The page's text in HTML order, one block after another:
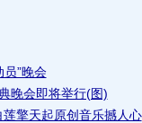
”晚会
晚会即将举行(图)
擎天起原创音乐撼人心